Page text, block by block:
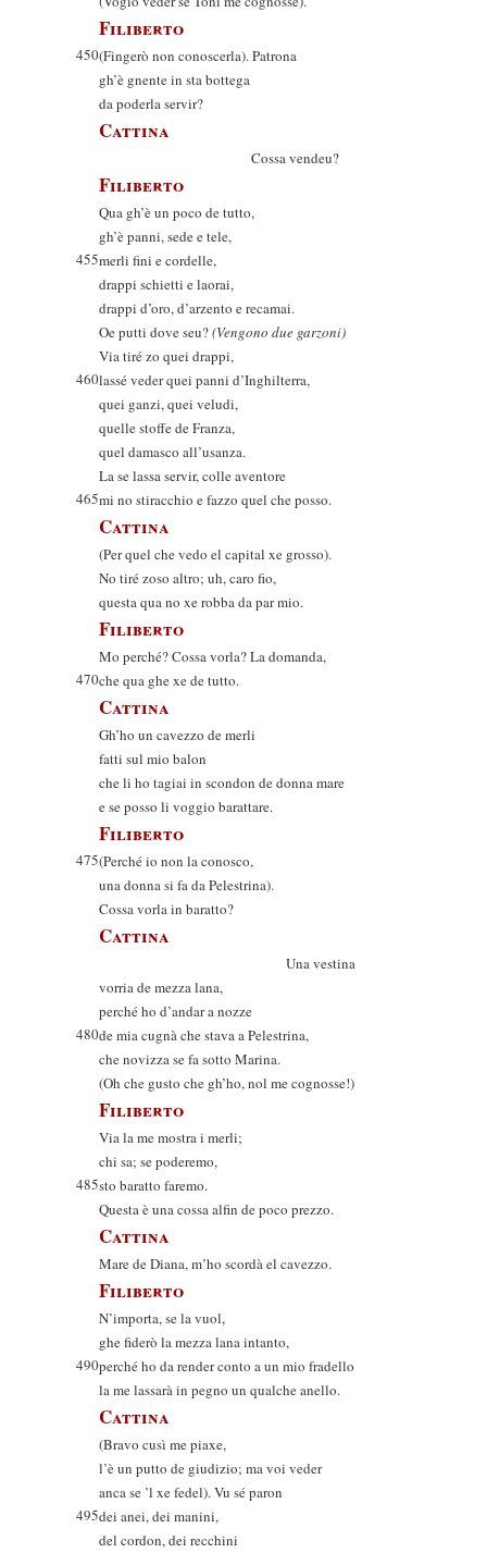
Filiberto
450(Fingerò non conoscerla). Patrona
gh’è gnente in sta bottega
da poderla servir?
Cattina
Cossa vendeu?
Filiberto
Qua gh’è un poco de tutto,
gh’è panni, sede e tele,
455merli fini e cordelle,
drappi schietti e laorai,
drappi d’oro, d’arzento e recamai.
Oe putti dove seu?(Vengono due garzoni)
Via tiré zo quei drappi,
460lassé veder quei panni d’Inghilterra,
quei ganzi, quei veludi,
quelle stoffe de Franza,
quel damasco all’usanza.
La se lassa servir, colle aventore
465mi no stiracchio e fazzo quel che posso.
Cattina
(Per quel che vedo el capital xe grosso).
No tiré zoso altro; uh, caro fio,
questa qua no xe robba da par mio.
Filiberto
Mo perché? Cossa vorla? La domanda,
470che qua ghe xe de tutto.
Cattina
Gh’ho un cavezzo de merli
fatti sul mio balon
che li ho tagiai in scondon de donna mare
e se posso li voggio barattare.
Filiberto
475(Perché io non la conosco,
una donna si fa da Pelestrina).
Cossa vorla in baratto?
Cattina
Una vestina
vorria de mezza lana,
perché ho d’andar a nozze
480de mia cugnà che stava a Pelestrina,
che novizza se fa sotto Marina.
(Oh che gusto che gh’ho, nol me cognosse!)
Filiberto
Via la me mostra i merli;
chi sa; se poderemo,
485sto baratto faremo.
Questa è una cossa alfin de poco prezzo.
Cattina
Mare de Diana, m’ho scordà el cavezzo.
Filiberto
N’importa, se la vuol,
ghe fiderò la mezza lana intanto,
490perché ho da render conto a un mio fradello
la me lassarà in pegno un qualche anello.
Cattina
(Bravo cusì me piaxe,
l’è un putto de giudizio; ma voi veder
anca se ’l xe fedel). Vu sé paron
495dei anei, dei manini,
del cordon, dei recchini